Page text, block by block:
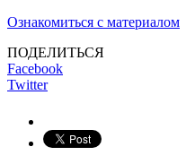
Ознакомиться с материалом
ПОДЕЛИТЬСЯ
Facebook
Twitter